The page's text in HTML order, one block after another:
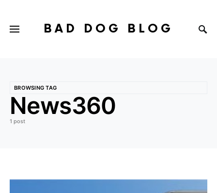
BAD DOG BLOG
BROWSING TAG
News360
1 post